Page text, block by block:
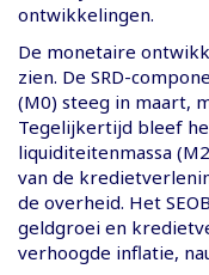
ontwikkelingen.
De monetaire
zien. De SRD-
(M0) steeg in maart,
Tegelijkertijd bleef
liquiditeitenmassa
van de
de overheid. Het
geldgroei en
verhoogde inflatie,